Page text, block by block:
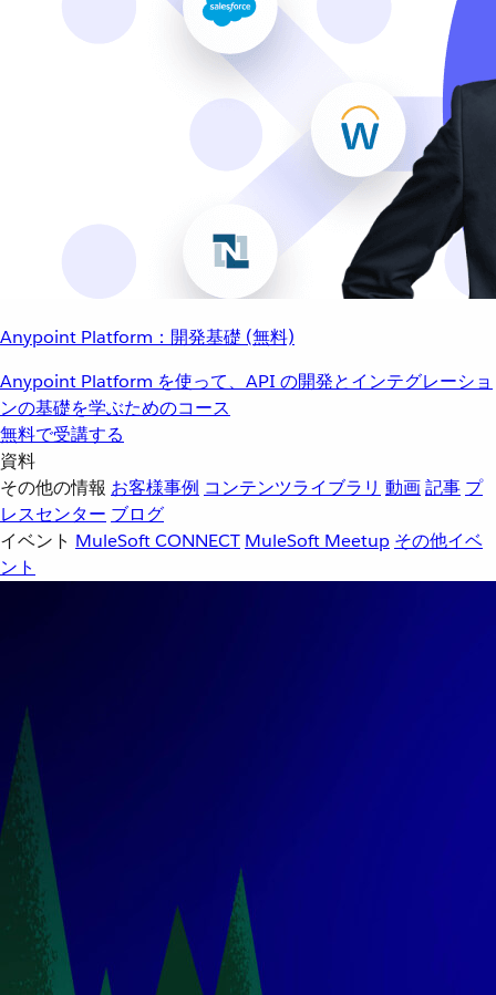
Anypoint Platform：開発基礎 (無料)
Anypoint Platform を使って、API の開発とインテグレーショ
ンの基礎を学ぶためのコース
無料で受講する
資料
その他の情報 お客様事例 コンテンツライブラリ 動画記事 プ
レスセンター ブログ
イベント MuleSoft CONNECT MuleSoft Meetup その他イベ
ント